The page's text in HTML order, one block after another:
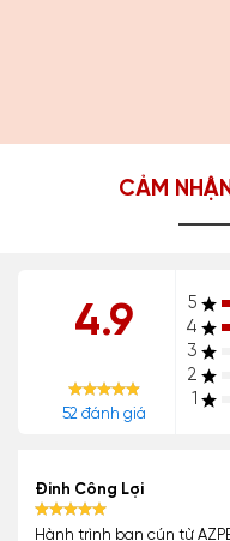
CẢM
4.9
52 đánh giá
5
4
3
2
1
Đinh Công Lợi
Hành trình bạn cún từ